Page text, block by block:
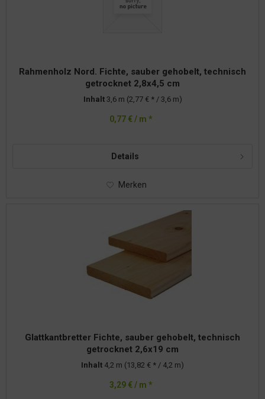
Rahmenholz Nord. Fichte, sauber gehobelt, technisch
getrocknet 2,8x4,5 cm
Inhalt 3,6 m (2,77 € * / 3,6 m)
0,77 € / m *
Details
Merken
Glattkantbretter Fichte, sauber gehobelt, technisch
getrocknet 2,6x19 cm
Inhalt 4,2 m (13,82 € * / 4,2 m)
3,29 € / m *